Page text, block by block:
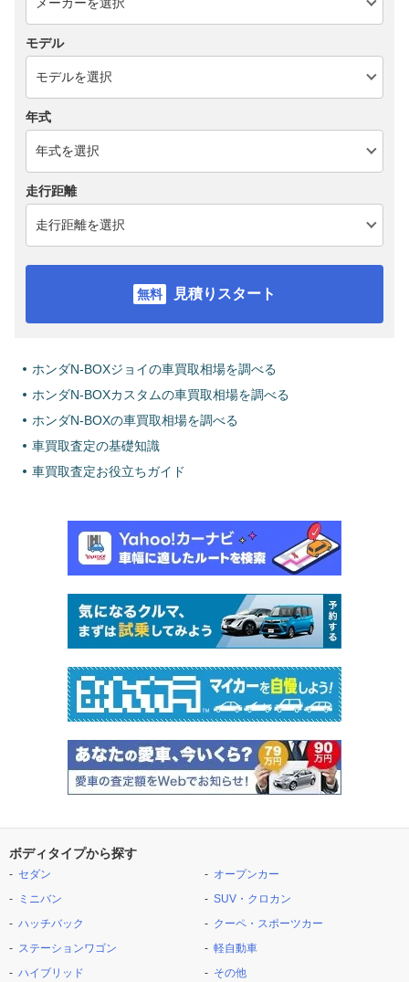
モデル
年式
走行距離
見積りスタート
ホンダN-BOXジョイの車買取相場を調べる
ホンダN-BOXカスタムの車買取相場を調べる
ホンダN-BOXの車買取相場を調べる
車買取査定の基礎知識
車買取査定お役立ちガイド
ボディタイプから探す
セダン
ミニバン
ハッチバック
ステーションワゴン
ハイブリッド
オープンカー
SUV・クロカン
クーペ・スポーツカー
軽自動車
その他